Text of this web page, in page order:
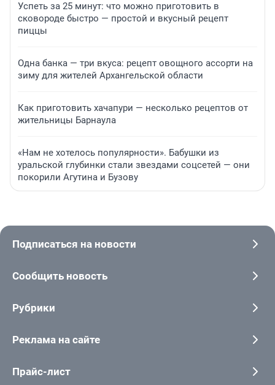
Успеть за 25 минут: что можно приготовить в
сковороде быстро — простой и вкусный рецепт
пиццы
Одна банка — три вкуса: рецепт овощного ассорти на
зиму для жителей Архангельской области
Как приготовить хачапури — несколько рецептов от
жительницы Барнаула
«Нам не хотелось популярности». Бабушки из
уральской глубинки стали звездами соцсетей — они
покорили Агутина и Бузову
Подписаться на новости
Сообщить новость
Рубрики
Реклама на сайте
Прайс-лист